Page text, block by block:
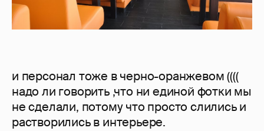
и персонал тоже в черно-оранжевом ((((
надо ли говорить ,что ни единой фотки мы
не сделали, потому что просто слились и
растворились в интерьере.